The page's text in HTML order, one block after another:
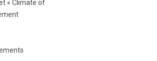
« Climate of